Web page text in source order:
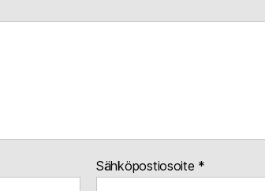
Sähköpostiosoite *